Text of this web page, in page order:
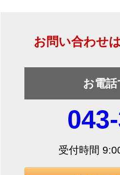
お問い合わせ
お電
受付時間